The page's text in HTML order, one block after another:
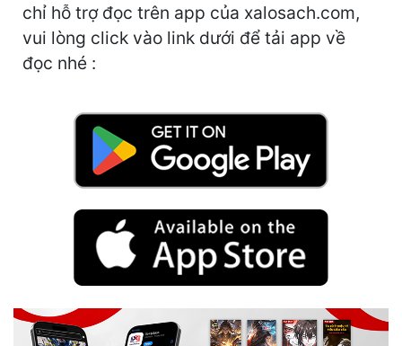
Kỳ Ảo
Linh Dị
Nữ Cường
chỉ hỗ trợ đọc trên app của xalosach.com,
vui lòng click vào link dưới để tải app về
đọc nhé :